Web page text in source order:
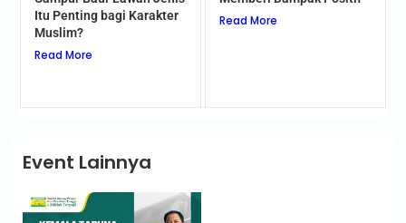
Itu Penting bagi Karakter
Muslim?
Read More
Read More
Event Lainnya